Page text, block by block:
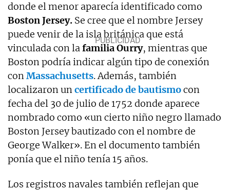
donde el menor aparecía identificado como
Boston Jersey. Se cree que el nombre Jersey
puede venir de la isla británica que está
vinculada con lafamilia Ourry, mientras que
Boston podría indicar algún tipo de conexión
conMassachusetts. Además, también
localizaron uncertificado de bautismocon
fecha del 30 de julio de 1752 donde aparece
nombrado como «un cierto niño negro llamado
Boston Jersey bautizado con el nombre de
George Walker». En el documento también
ponía que el niño tenía 15 años.
Los registros navales también reflejan que